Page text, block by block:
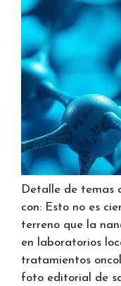
Detalle de temas
con: Esto no es
terreno que la
en laboratorios
tratamientos
foto editorial de